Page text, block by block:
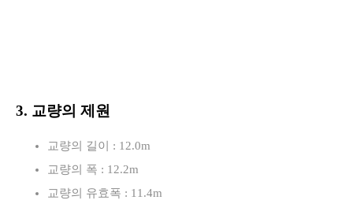
3. 교량의 제원
교량의 길이 : 12.0m
교량의 폭 : 12.2m
교량의 유효폭 : 11.4m